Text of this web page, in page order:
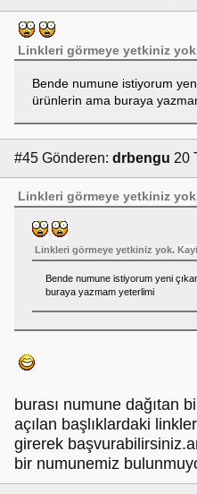
Linkleri görmeye yetkiniz
Bende numune istiyorum
ürünlerin ama buraya
#45 Gönderen: drbengu 20
Linkleri görmeye yetkiniz
Linkleri görmeye yetkiniz yok.
Bende numune istiyorum yeni
buraya yazmam yeterlimi
burası numune dağıtan
açılan başlıklardaki
girerek
bir numunemiz